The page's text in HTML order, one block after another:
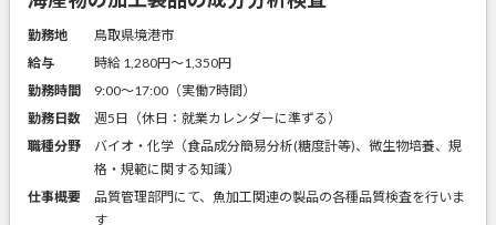
勤務地
鳥取県境港市
給与
時給 1,280円〜1,350円
勤務時間
9:00～17:00（実働7時間）
勤務日数
週5日（休日：就業カレンダーに準ずる）
職種分野
バイオ・化学（食品成分簡易分析(糖度計等)、微生物培養、規
格・規範に関する知識）
仕事概要
品質管理部門にて、魚加工関連の製品の各種品質検査を行いま
す